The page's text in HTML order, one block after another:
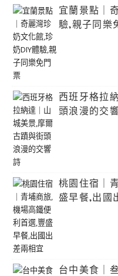
宜蘭景點｜
驗,親子同樂
西班牙格拉
頭浪漫的交
桃園住宿｜
盛早餐,出國
台中美食｜